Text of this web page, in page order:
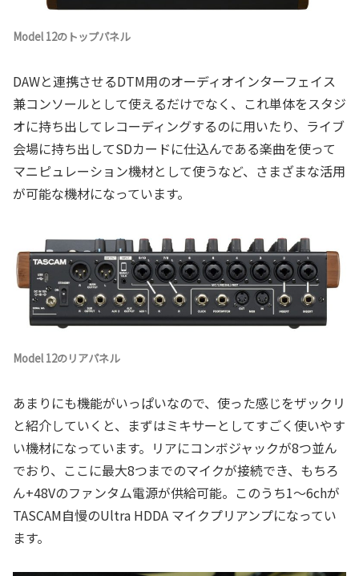
Model 12のトップパネル
DAWと連携させるDTM用のオーディオインターフェイス
兼コンソールとして使えるだけでなく、これ単体をスタジ
オに持ち出してレコーディングするのに用いたり、ライブ
会場に持ち出してSDカードに仕込んである楽曲を使って
マニピュレーション機材として使うなど、さまざまな活用
が可能な機材になっています。
Model 12のリアパネル
あまりにも機能がいっぱいなので、使った感じをザックリ
と紹介していくと、まずはミキサーとしてすごく使いやす
い機材になっています。リアにコンボジャックが8つ並ん
でおり、ここに最大8つまでのマイクが接続でき、もちろ
ん+48Vのファンタム電源が供給可能。このうち1～6chが
TASCAM自慢のUltra HDDA マイクプリアンプになってい
ます。